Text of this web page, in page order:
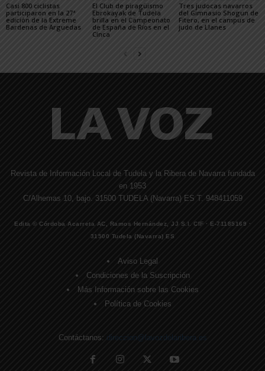
Casi 800 ciclistas
participaron en la 27ª
edición de la Extreme
Bardenas de Arguedas
El Club de piragüismo
Ebrokayak de Tudela
brilla en el Campeonato
de España de Ríos en el
Cinca
Tres judocas navarros
del Gimnasio Shogun de
Fitero, en el campus de
judo de Llanes
Revista de Información Local de Tudela y la Ribera de Navarra fundada
en 1953
C/Alhemas 10, bajo. 31500 TUDELA (Navarra) ES T. 948411059
Edita © Córdoba Acarreta AC, Ramos Hernández, JJ S.I. CIF · E-71185169 ·
31500 Tudela (Navarra) ES
Aviso Legal
Condiciones de la Suscripción
Más Información sobre las Cookies
Política de Cookies
Contáctanos: direccion@lavozdelaribera.es